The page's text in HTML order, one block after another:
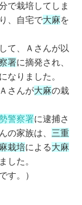
で栽培してしま
、自宅で大麻を
て、Ａさんが以
署に摘発され、
なりました。
さんが大麻の栽
警察署に逮捕さ
の家族は、 三重
栽培による大麻
した。
す。）